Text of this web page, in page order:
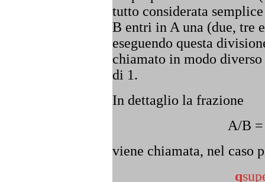
tutto considerata
B entri in A una (due, tre
eseguendo questa
chiamato in modo
di 1.
In dettaglio la frazione
A/B
viene chiamata, nel caso
q